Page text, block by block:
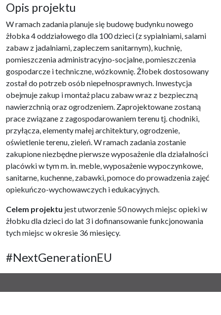
Opis projektu
W ramach zadania planuje się budowę budynku nowego
żłobka 4 oddziałowego dla 100 dzieci (z sypialniami, salami
zabaw z jadalniami, zapleczem sanitarnym), kuchnię,
pomieszczenia administracyjno-socjalne, pomieszczenia
gospodarcze i techniczne, wózkownię. Żłobek dostosowany
został do potrzeb osób niepełnosprawnych. Inwestycja
obejmuje zakup i montaż placu zabaw wraz z bezpieczną
nawierzchnią oraz ogrodzeniem. Zaprojektowane zostaną
prace związane z zagospodarowaniem terenu tj. chodniki,
przyłącza, elementy małej architektury, ogrodzenie,
oświetlenie terenu, zieleń. W ramach zadania zostanie
zakupione niezbędne pierwsze wyposażenie dla działalności
placówki w tym m. in. meble, wyposażenie wypoczynkowe,
sanitarne, kuchenne, zabawki, pomoce do prowadzenia zajęć
opiekuńczo-wychowawczych i edukacyjnych.
Celem projektu jest utworzenie 50 nowych miejsc opieki w
żłobku dla dzieci do lat 3 i dofinansowanie funkcjonowania
tych miejsc w okresie 36 miesięcy.
#NextGenerationEU